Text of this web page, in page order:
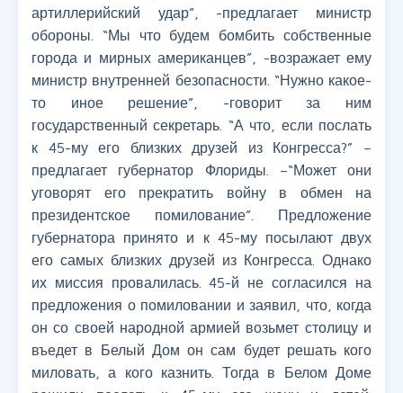
артиллерийский удар”, -предлагает министр
обороны. “Мы что будем бомбить собственные
города и мирных американцев”, -возражает ему
министр внутренней безопасности. “Нужно какое-
то иное решение”, -говорит за ним
государственный секретарь. “А что, если послать
к 45-му его близких друзей из Конгресса?” –
предлагает губернатор Флориды. –“Может они
уговорят его прекратить войну в обмен на
президентское помилование”. Предложение
губернатора принято и к 45-му посылают двух
его самых близких друзей из Конгресса. Однако
их миссия провалилась. 45-й не согласился на
предложения о помиловании и заявил, что, когда
он со своей народной армией возьмет столицу и
въедет в Белый Дом он сам будет решать кого
миловать, а кого казнить. Тогда в Белом Доме